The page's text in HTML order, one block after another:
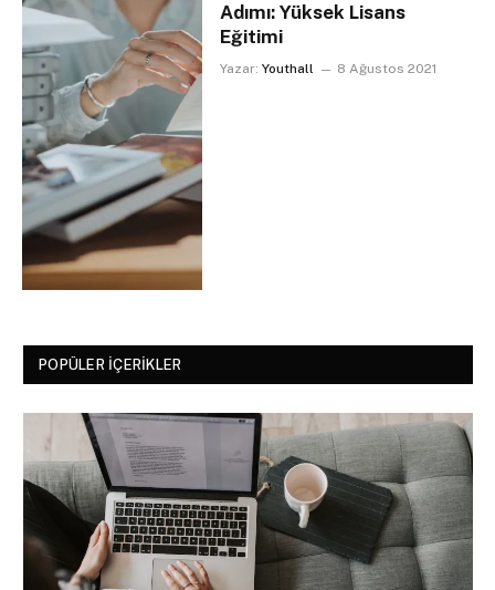
Adımı: Yüksek Lisans
Eğitimi
Yazar: Youthall 8 Ağustos 2021
POPÜLER İÇERIKLER